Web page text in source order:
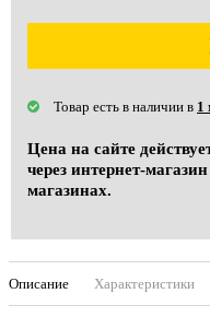
Товар есть в наличии в 1
Цена на сайте
через интернет-
магазинах.
Описание Характеристики